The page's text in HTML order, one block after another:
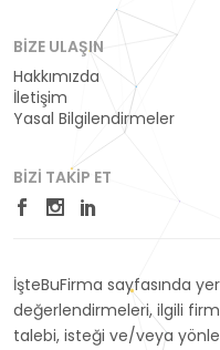
BIZE ULAŞIN
Hakkımızda
İletişim
Yasal Bilgilendirmeler
BIZI TAKIP ET
İşteBuFirma sayfasında
değerlendirmeleri, ilgili
talebi, isteği ve/veya